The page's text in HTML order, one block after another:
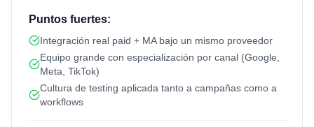
Puntos fuertes:
Integración real paid + MA bajo un mismo proveedor
Equipo grande con especialización por canal (Google,
Meta, TikTok)
Cultura de testing aplicada tanto a campañas como a
workflows